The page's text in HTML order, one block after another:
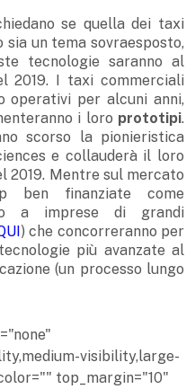
se quella dei taxi
un tema sovraesposto,
tecnologie saranno al
2019. I taxi commerciali
operativi per alcuni anni,
i loro prototipi.
scorso la pionieristica
e collauderà il loro
2019. Mentre sul mercato
ben finanziate come
a imprese di grandi
) che concorreranno per
più avanzate al
(un processo lungo
visibility,large-
top_margin="10"